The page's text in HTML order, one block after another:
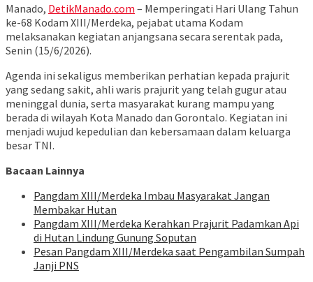
Manado, DetikManado.com – Memperingati Hari Ulang Tahun
ke-68 Kodam XIII/Merdeka, pejabat utama Kodam
melaksanakan kegiatan anjangsana secara serentak pada,
Senin (15/6/2026).
Agenda ini sekaligus memberikan perhatian kepada prajurit
yang sedang sakit, ahli waris prajurit yang telah gugur atau
meninggal dunia, serta masyarakat kurang mampu yang
berada di wilayah Kota Manado dan Gorontalo. Kegiatan ini
menjadi wujud kepedulian dan kebersamaan dalam keluarga
besar TNI.
Bacaan Lainnya
Pangdam XIII/Merdeka Imbau Masyarakat Jangan
Membakar Hutan
Pangdam XIII/Merdeka Kerahkan Prajurit Padamkan Api
di Hutan Lindung Gunung Soputan
Pesan Pangdam XIII/Merdeka saat Pengambilan Sumpah
Janji PNS